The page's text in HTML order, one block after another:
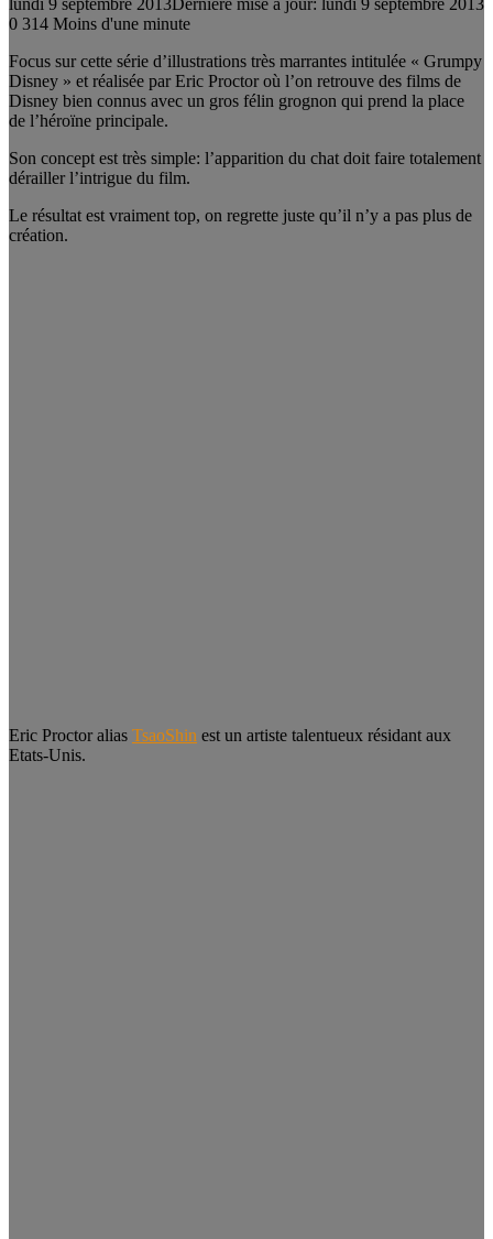
0 314 Moins d'une minute
Focus sur cette série d’illustrations très marrantes intitulée « Grumpy
Disney » et réalisée par Eric Proctor où l’on retrouve des films de
Disney bien connus avec un gros félin grognon qui prend la place
de l’héroïne principale.
Son concept est très simple: l’apparition du chat doit faire totalement
dérailler l’intrigue du film.
Le résultat est vraiment top, on regrette juste qu’il n’y a pas plus de
création.
Eric Proctor alias TsaoShin est un artiste talentueux résidant aux
Etats-Unis.